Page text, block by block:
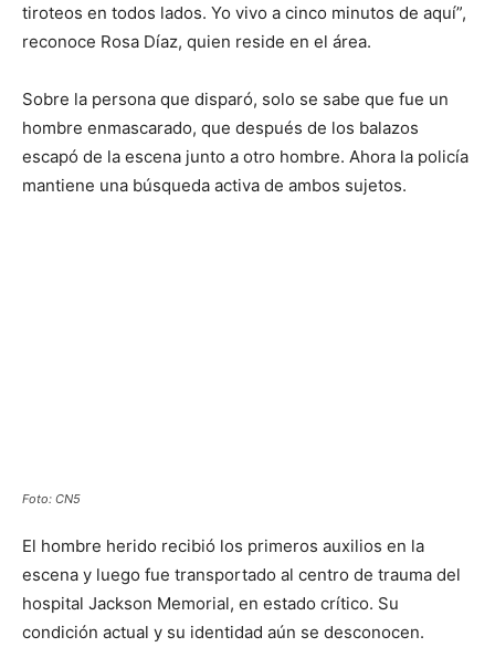
tiroteos en todos lados. Yo vivo a cinco minutos de aquí”,
reconoce Rosa Díaz, quien reside en el área.
Sobre la persona que disparó, solo se sabe que fue un
hombre enmascarado, que después de los balazos
escapó de la escena junto a otro hombre. Ahora la policía
mantiene una búsqueda activa de ambos sujetos.
Foto: CN5
El hombre herido recibió los primeros auxilios en la
escena y luego fue transportado al centro de trauma del
hospital Jackson Memorial, en estado crítico. Su
condición actual y su identidad aún se desconocen.